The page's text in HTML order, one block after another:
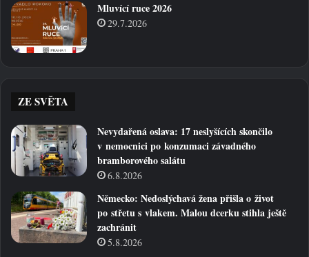
Mluvící ruce 2026
29.7.2026
ZE SVĚTA
Nevydařená oslava: 17 neslyšících skončilo
v nemocnici po konzumaci závadného
bramborového salátu
6.8.2026
Německo: Nedoslýchavá žena přišla o život
po střetu s vlakem. Malou dcerku stihla ještě
zachránit
5.8.2026